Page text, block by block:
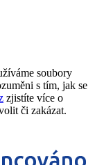
soubory
s tím, jak se
zjistíte více o
či zakázat.